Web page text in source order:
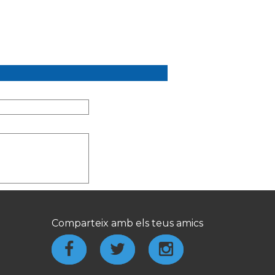
Comparteix amb els teus amics